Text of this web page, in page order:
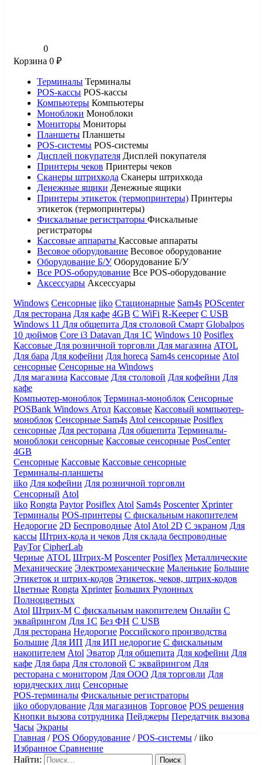
0
Корзина 0 ₽
Терминалы Терминалы
POS-кассы POS-кассы
Компьютеры Компьютеры
Моноблоки Моноблоки
Мониторы Мониторы
Планшеты Планшеты
POS-системы POS-системы
Дисплей покупателя Дисплей покупателя
Принтеры чеков Принтеры чеков
Сканеры штрихкода Сканеры штрихкода
Денежные ящики Денежные ящики
Принтеры этикеток (термопринтеры) Принтеры
этикеток (термопринтеры)
Фискальные регистраторы Фискальные
регистраторы
Кассовые аппараты Кассовые аппараты
Весовое оборудование Весовое оборудование
Оборудование Б/У Оборудование Б/У
Все POS-оборудование Все POS-оборудование
Аксессуары Аксессуары
Windows Сенсорные iiko Стационарные Sam4s POScenter
Для ресторана Для кафе 4GB С WiFi R-Keeper С USB
Windows 11 Для общепита Для столовой Смарт Globalpos
10 дюймов Core i3 Datavan Для 1С Windows 10 Posiflex
Кассовые Для розничной торговли Для магазина ATOL
Для бара Для кофейни Для horeca Sam4s сенсорные Atol
сенсорные Сенсорные на Windows
Для магазина Кассовые Для столовой Для кофейни Для
кафе
Компьютер-моноблок Терминал-моноблок Сенсорные
POSBank Windows Атол Кассовые Кассовый компьютер-
моноблок Сенсорные Sam4s Atol сенсорные Posiflex
сенсорные Для ресторана Для общепита Терминалы-
моноблоки сенсорные Кассовые сенсорные PosCenter
4GB
Сенсорные Кассовые Кассовые сенсорные
Терминалы-планшеты
iiko Для кофейни Для розничной торговли
Сенсорный Atol
iiko Rongta Paytor Posiflex Atol Sam4s Poscenter Xprinter
Терминалы POS-принтеры С фискальным накопителем
Недорогие 2D Беспроводные Atol Atol 2D С экраном Для
кассы Штрих-кода и чеков Для склада беспроводные
PayTor CipherLab
Черные ATOL Штрих-М Poscenter Posiflex Металлические
Механические Электромеханические Маленькие Большие
Этикеток и штрих-кодов Этикеток, чеков, штрих-кодов
Цветные Rongta Xprinter Больших Рулонных
Полноцветных
Atol Штрих-М С фискальным накопителем Онлайн С
эквайрингом Для 1С Без ФН С USB
Для ресторана Недорогие Российского производства
Большие Для ИП Для ИП недорогие С фискальным
накопителем Atol Эватор Для общепита Для кофейни Для
кафе Для бара Для столовой С эквайрингом Для
ресторана с монитором Для ООО Для торговли Для
юридческих лиц Сенсорные
POS-терминалы Фискальные регистраторы
iiko оборудование Для магазинов Торговое POS решения
Кнопки вызова сотрудника Пейджеры Передатчик вызова
Часы Экраны
Главная /POS Оборудование /POS-системы /iiko
Избранное Сравнение
Найти: